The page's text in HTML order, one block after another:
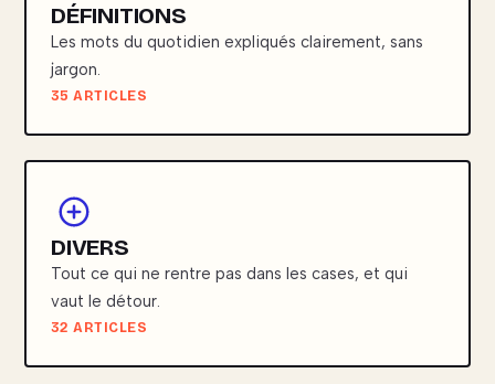
DÉFINITIONS
Les mots du quotidien expliqués clairement, sans
jargon.
35 ARTICLES
DIVERS
Tout ce qui ne rentre pas dans les cases, et qui
vaut le détour.
32 ARTICLES